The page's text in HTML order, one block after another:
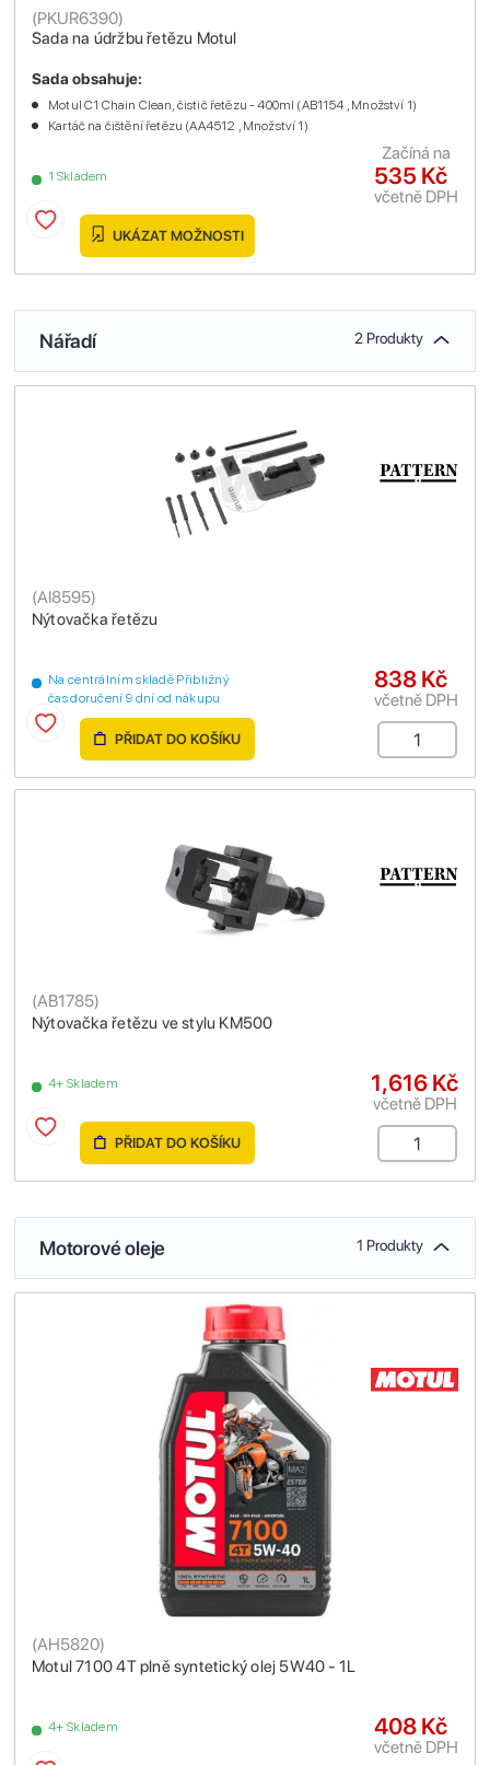
Sada na údržbu řetězu Motul
(PKUR6390)
1 Skladem
Sada obsahuje:
Motul C1 Chain Clean, čistič řetězu - 400ml (AB1154 , Množství 1)
Kartáč na čištění řetězu (AA4512 , Množství 1)
535 Kč
včetně DPH
Začíná na
UKÁZAT MOŽNOSTI
Nářadí 2 Produkty
Nýtovačka řetězu
(AI8595)
Na centrálním skladě Přibližný
čas doručení 9 dní od nákupu
838 Kč
včetně DPH
PŘIDAT DO KOŠÍKU
Nýtovačka řetězu ve stylu KM500
(AB1785)
4+ Skladem 1,616 Kč
včetně DPH
PŘIDAT DO KOŠÍKU
Motorové oleje 1 Produkty
Motul 7100 4T plně syntetický olej 5W40 - 1L
(AH5820)
4+ Skladem 408 Kč
včetně DPH